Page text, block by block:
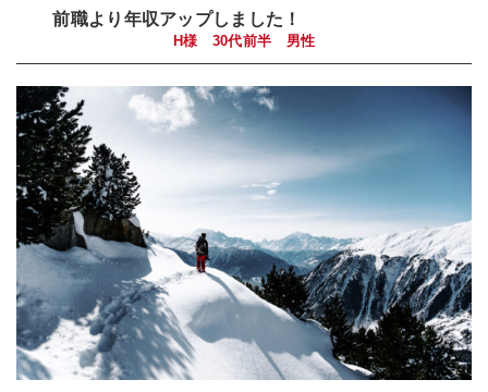
前職より年収アップしました！
H様 30代前半 男性